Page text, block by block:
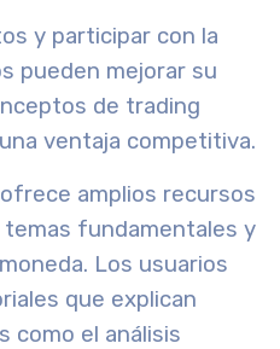
y participar con la
pueden mejorar su
de trading
ventaja competitiva.
amplios recursos
temas fundamentales y
Los usuarios
que explican
como el análisis